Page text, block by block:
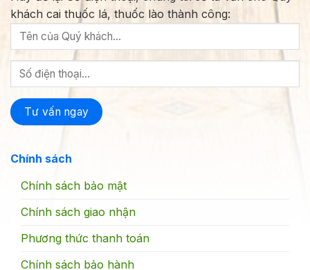
khách cai thuốc lá, thuốc lào thành công:
Chính sách
Chính sách bảo mật
Chính sách giao nhận
Phương thức thanh toán
Chính sách bảo hành